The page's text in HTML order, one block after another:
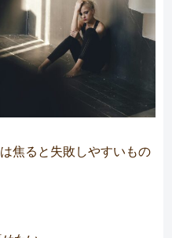
焦ると失敗しやすいもの